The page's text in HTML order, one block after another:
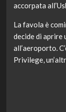
accorpata
La favola è
decide di aprire
all’aeroporto.
Privilege,